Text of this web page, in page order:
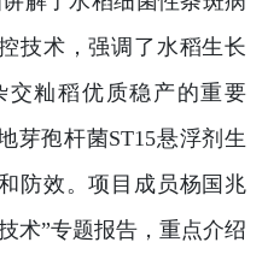
技术，强调了水稻生长
交籼稻优质稳产的重要
芽孢杆菌ST15悬浮剂生
防效。项目成员杨国兆
术”专题报告，重点介绍